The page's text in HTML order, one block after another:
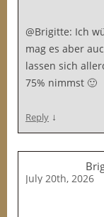
@Brigitte: Ich
mag es aber
lassen sich
75% nimmst 🙂
Reply ↓
July 20th, 2026